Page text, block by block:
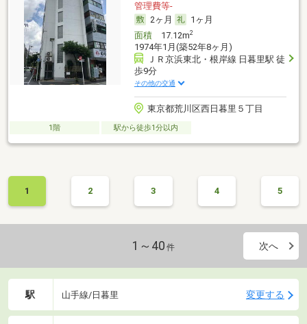
管理費等-
2ヶ月
1ヶ月
面積17.12m2
1974年1月(築52年8ヶ月)
ＪＲ京浜東北・根岸線 日暮里駅 徒
歩9分
その他の交通
東京都荒川区西日暮里５丁目
1階 駅から徒歩1分以内
1 2 3 4 5
1～40 件 次へ
駅 山手線/日暮里 変更する